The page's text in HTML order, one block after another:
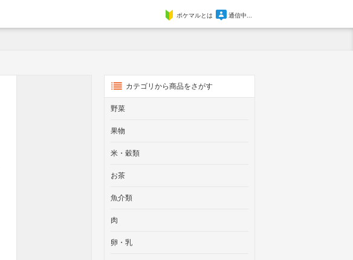
ポケマルとは 通信中...
カテゴリから商品をさがす
野菜
果物
米・穀類
お茶
魚介類
肉
卵・乳